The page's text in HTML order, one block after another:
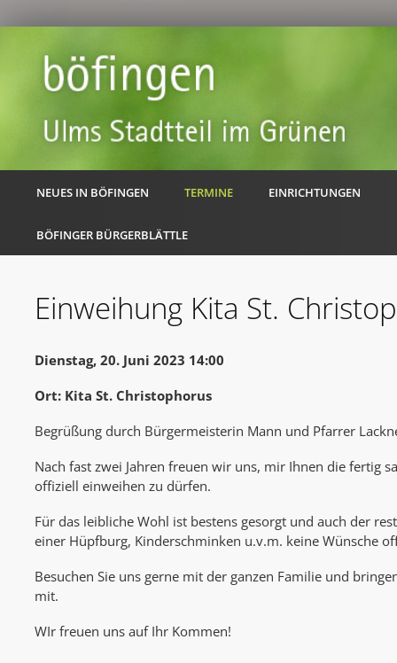
NEUES IN BÖFINGEN TERMINE EINRICHTUNGEN
BÖFINGER BÜRGERBLÄTTLE
Einweihung Kita St.
Dienstag, 20. Juni 2023 14:00
Ort: Kita St. Christophorus
Begrüßung durch Bürgermeisterin Mann und Pfarrer
Nach fast zwei Jahren freuen wir uns, mir Ihnen die fertig
offiziell einweihen zu dürfen.
Für das leibliche Wohl ist bestens gesorgt und auch der
einer Hüpfburg, Kinderschminken u.v.m. keine Wünsche
Besuchen Sie uns gerne mit der ganzen Familie und
mit.
WIr freuen uns auf Ihr Kommen!